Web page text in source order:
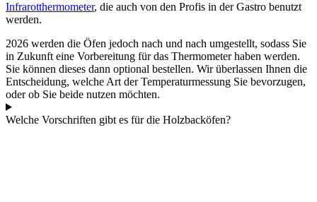
Infrarotthermometer, die auch von den Profis in der Gastro benutzt
werden.
2026 werden die Öfen jedoch nach und nach umgestellt, sodass Sie
in Zukunft eine Vorbereitung für das Thermometer haben werden.
Sie können dieses dann optional bestellen. Wir überlassen Ihnen die
Entscheidung, welche Art der Temperaturmessung Sie bevorzugen,
oder ob Sie beide nutzen möchten.
Welche Vorschriften gibt es für die Holzbacköfen?